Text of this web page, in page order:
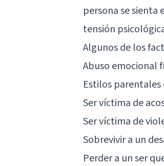
persona se
tensión
Algunos de los
Abuso emocional
Estilos
Ser víctima de
Ser víctima de
Sobrevivir a un
Perder a un ser